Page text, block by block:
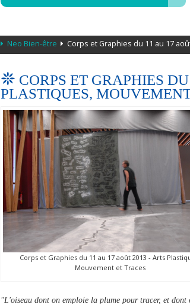
Neo Bien-être Corps et Graphies du 11 au 17
CORPS ET GRAPHIES
PLASTIQUES,
Corps et Graphies du 11 au 17 août 2013 - Arts
Mouvement et Traces
"L'oiseau dont on emploie la plume pour tracer, et dont